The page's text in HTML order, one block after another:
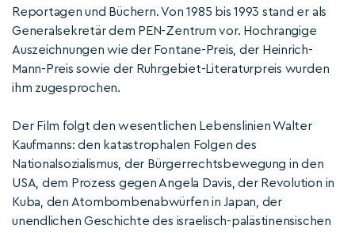
Reportagen und Büchern. Von 1985 bis 1993 stand er als
Generalsekretär dem PEN-Zentrum vor. Hochrangige
Auszeichnungen wie der Fontane-Preis, der Heinrich-
Mann-Preis sowie der Ruhrgebiet-Literaturpreis wurden
ihm zugesprochen.
Der Film folgt den wesentlichen Lebenslinien Walter
Kaufmanns: den katastrophalen Folgen des
Nationalsozialismus, der Bürgerrechtsbewegung in den
USA, dem Prozess gegen Angela Davis, der Revolution in
Kuba, den Atombombenabwürfen in Japan, der
unendlichen Geschichte des israelisch-palästinensischen